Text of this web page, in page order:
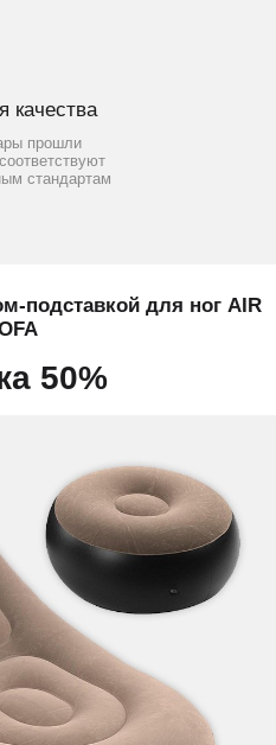
качества
прошли
стандартам
подставкой для ног AIR
50%